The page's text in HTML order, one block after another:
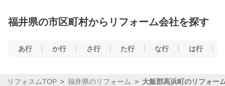
福井県の市区町村からリフォーム会社を探す
あ行 か行 さ行 た行 な行 は行
リフォスムTOP 福井県のリフォーム 大飯郡高浜町のリフォー